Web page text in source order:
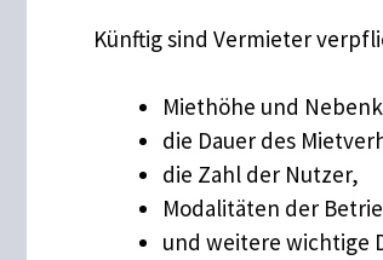
Künftig sind Vermieter
Miethöhe und
die Dauer des
die Zahl der Nutzer,
Modalitäten der
und weitere wichtige